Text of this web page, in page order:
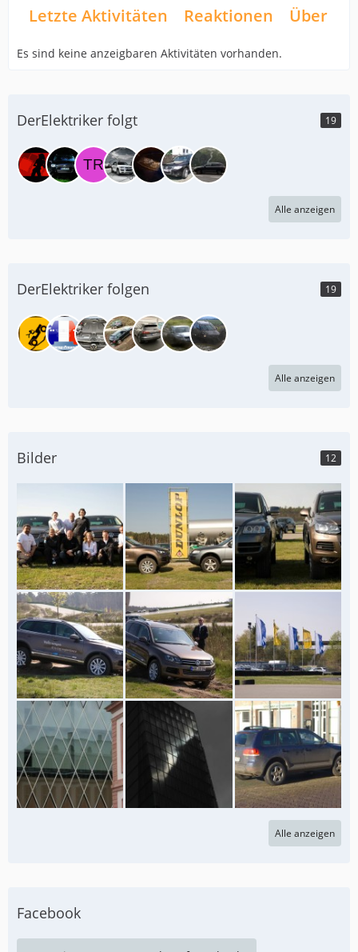
Letzte Aktivitäten Reaktionen Über
Es sind keine anzeigbaren Aktivitäten vorhanden.
DerElektriker folgt 19
Alle anzeigen
DerElektriker folgen 19
Alle anzeigen
Bilder 12
Alle anzeigen
Facebook